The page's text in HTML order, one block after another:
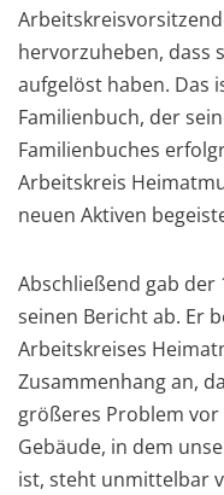
hervorzuheben, dass
aufgelöst haben. Das
Familienbuch, der
Familienbuches
Arbeitskreis
neuen Aktiven
Abschließend gab der
seinen Bericht ab. Er
Arbeitskreises
Zusammenhang an,
größeres Problem
Gebäude, in dem
ist, steht unmittelbar